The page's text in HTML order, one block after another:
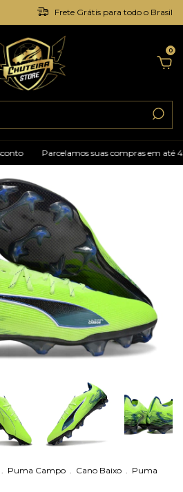
Frete Grátis para todo o Brasil
0
Parcelamos suas compras em até 4x
. Puma Campo . Cano Baixo . Puma